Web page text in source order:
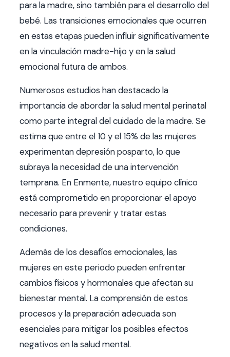
para la madre, sino también para el desarrollo del
bebé. Las transiciones emocionales que ocurren
en estas etapas pueden influir significativamente
en la vinculación madre-hijo y en la salud
emocional futura de ambos.
Numerosos estudios han destacado la
importancia de abordar la salud mental perinatal
como parte integral del cuidado de la madre. Se
estima que entre el 10 y el 15% de las mujeres
experimentan depresión posparto, lo que
subraya la necesidad de una intervención
temprana. En Enmente, nuestro equipo clínico
está comprometido en proporcionar el apoyo
necesario para prevenir y tratar estas
condiciones.
Además de los desafíos emocionales, las
mujeres en este periodo pueden enfrentar
cambios físicos y hormonales que afectan su
bienestar mental. La comprensión de estos
procesos y la preparación adecuada son
esenciales para mitigar los posibles efectos
negativos en la salud mental.